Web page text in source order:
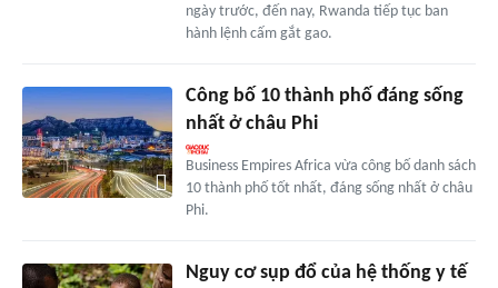
ngày trước, đến nay, Rwanda tiếp tục ban
hành lệnh cấm gắt gao.
Công bố 10 thành phố đáng sống
nhất ở châu Phi
Business Empires Africa vừa công bố danh sách
10 thành phố tốt nhất, đáng sống nhất ở châu
Phi.
Nguy cơ sụp đổ của hệ thống y tế